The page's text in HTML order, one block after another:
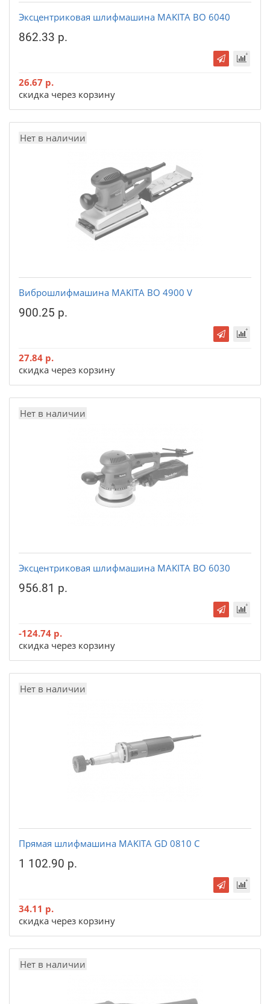
Эксцентриковая шлифмашина MAKITA ВО 6040
862.33 р.
26.67 р.
скидка через корзину
Нет в наличии
Виброшлифмашина MAKITA BO 4900 V
900.25 р.
27.84 р.
скидка через корзину
Нет в наличии
Эксцентриковая шлифмашина MAKITA BO 6030
956.81 р.
-124.74 р.
скидка через корзину
Нет в наличии
Прямая шлифмашина MAKITA GD 0810 C
1 102.90 р.
34.11 р.
скидка через корзину
Нет в наличии